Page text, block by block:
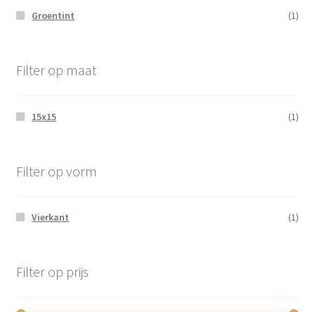
Groentint
(1)
Filter op maat
15x15 (1)
Filter op vorm
Vierkant (1)
Filter op prijs